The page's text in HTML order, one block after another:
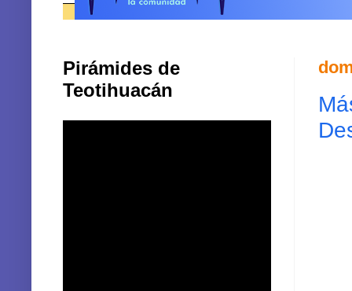
Pirámides de
Teotihuacán